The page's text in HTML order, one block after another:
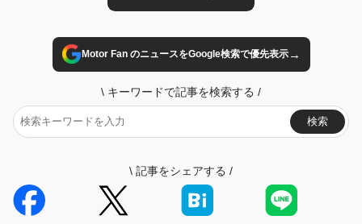
Motor Fan のニュースをGoogle検索で優先表示→
\ キーワードで記事を検索する /
検索
\ 記事をシェアする /